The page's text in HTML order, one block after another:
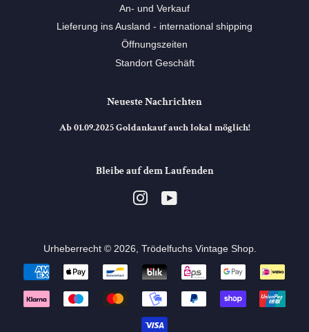
An- und Verkauf
Lieferung ins Ausland - international shipping
Öffnungszeiten
Standort Geschäft
Neueste Nachrichten
Ab 01.09.2025 Goldankauf auch lokal möglich!
Bleibe auf dem Laufenden
Instagram
Urheberrecht © 2026, Trödelfuchs Vintage Shop. ⠀
Zahlungsarten